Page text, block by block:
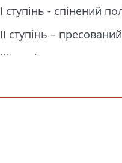
І ступінь - спінений
ІІ ступінь –
ІІІ ступінь -